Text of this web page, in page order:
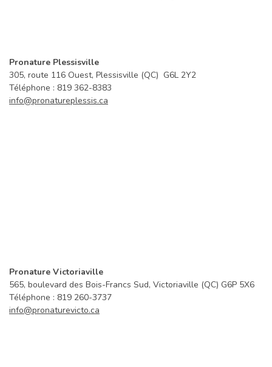
Pronature Plessisville
305, route 116 Ouest, Plessisville (QC) G6L 2Y2
Téléphone : 819 362-8383
info@pronatureplessis.ca
Pronature Victoriaville
565, boulevard des Bois-Francs Sud, Victoriaville (QC) G6P 5X6
Téléphone : 819 260-3737
info@pronaturevicto.ca